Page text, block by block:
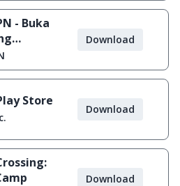
- Buka
Download
Store
Download
Download